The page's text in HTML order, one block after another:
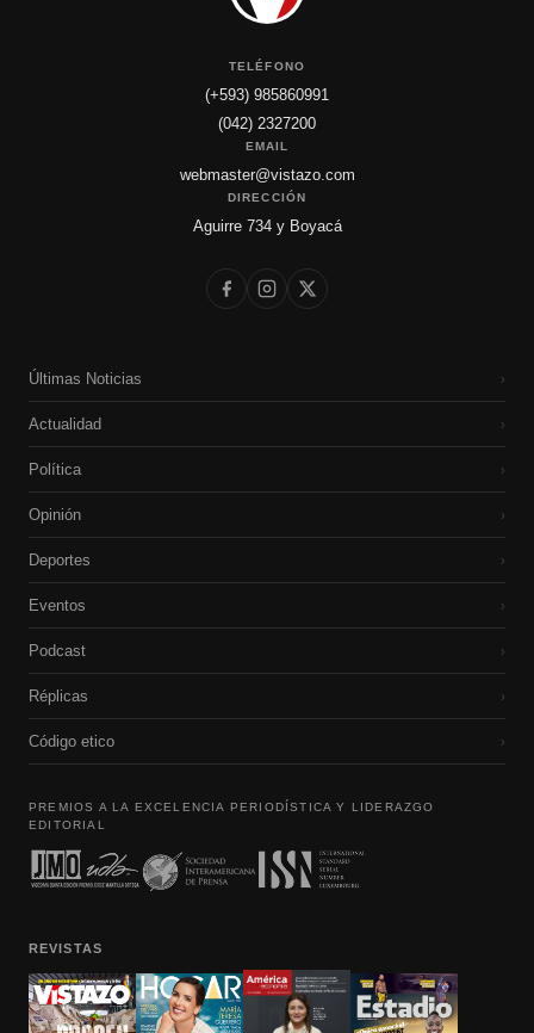
TELÉFONO
(+593) 985860991
(042) 2327200
EMAIL
webmaster@vistazo.com
DIRECCIÓN
Aguirre 734 y Boyacá
Últimas Noticias ›
Actualidad ›
Política ›
Opinión ›
Deportes ›
Eventos ›
Podcast ›
Réplicas ›
Código etico ›
PREMIOS A LA EXCELENCIA PERIODÍSTICA Y LIDERAZGO
EDITORIAL
REVISTAS